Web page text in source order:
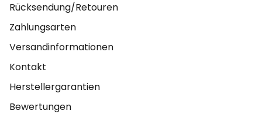
Rücksendung/Retouren
Zahlungsarten
Versandinformationen
Kontakt
Herstellergarantien
Bewertungen